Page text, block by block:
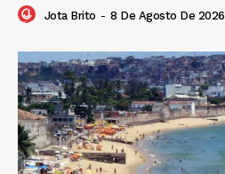
Jota Brito - 8 De Agosto De 2026